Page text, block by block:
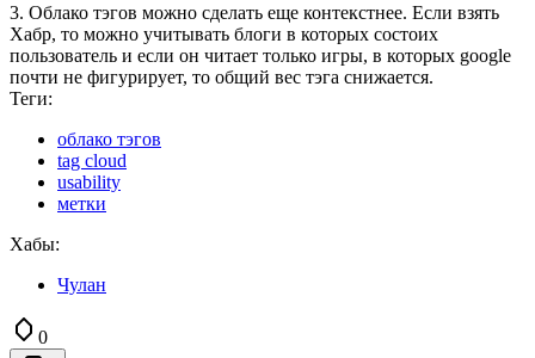
3. Облако тэгов можно сделать еще контекстнее. Если взять
Хабр, то можно учитывать блоги в которых состоих
пользователь и если он читает только игры, в которых google
почти не фигурирует, то общий вес тэга снижается.
Теги:
облако тэгов
tag cloud
usability
метки
Хабы:
Чулан
0